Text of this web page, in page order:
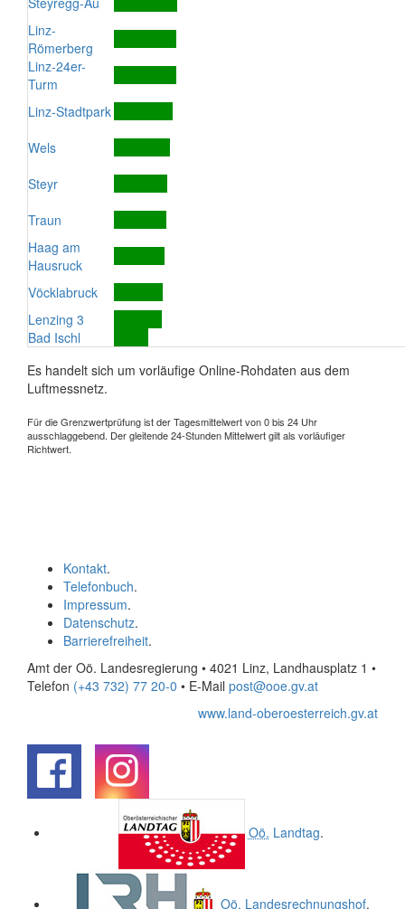
Linz-
Römerberg
Linz-24er-
Turm
Linz-Stadtpark
Wels
Steyr
Traun
Haag am
Hausruck
Vöcklabruck
Lenzing 3
Bad Ischl
Es handelt sich um vorläufige Online-Rohdaten aus dem
Luftmessnetz.
Für die Grenzwertprüfung ist der Tagesmittelwert von 0 bis 24 Uhr
ausschlaggebend. Der gleitende 24-Stunden Mittelwert gilt als vorläufiger
Richtwert.
Kontakt.
Telefonbuch.
Impressum.
Datenschutz.
Barrierefreiheit.
Amt der Oö. Landesregierung • 4021 Linz, Landhausplatz 1 •
Telefon (+43 732) 77 20-0 • E-Mail post@ooe.gv.at
www.land-oberoesterreich.gv.at
Oö. Landtag.
Oö. Landesrechnungshof.